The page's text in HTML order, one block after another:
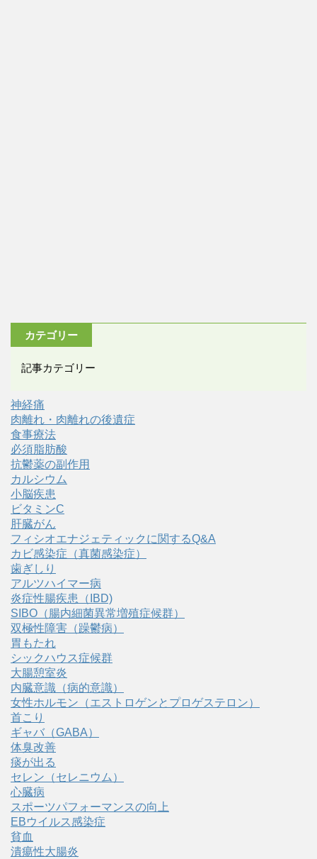
カテゴリー
記事カテゴリー
神経痛
肉離れ・肉離れの後遺症
食事療法
必須脂肪酸
抗鬱薬の副作用
カルシウム
小脳疾患
ビタミンC
肝臓がん
フィシオエナジェティックに関するQ&A
カビ感染症（真菌感染症）
歯ぎしり
アルツハイマー病
炎症性腸疾患（IBD)
SIBO（腸内細菌異常増殖症候群）
双極性障害（躁鬱病）
胃もたれ
シックハウス症候群
大腸憩室炎
内臓意識（病的意識）
女性ホルモン（エストロゲンとプロゲステロン）
首こり
ギャバ（GABA）
体臭改善
痰が出る
セレン（セレニウム）
心臓病
スポーツパフォーマンスの向上
EBウイルス感染症
貧血
潰瘍性大腸炎